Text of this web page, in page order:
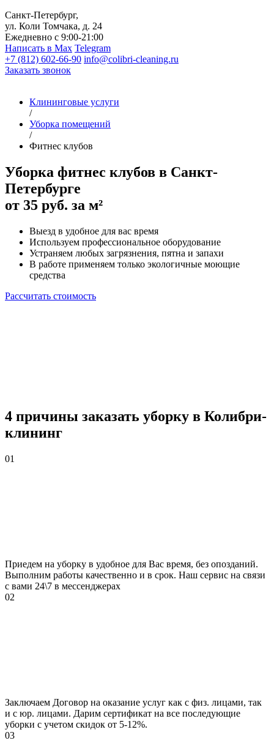
Санкт-Петербург,
ул. Коли Томчака, д. 24
Ежедневно с 9:00-21:00
Написать в Max Telegram
+7 (812) 602-66-90 info@colibri-cleaning.ru
Заказать звонок
Клининговые услуги
/
Уборка помещений
/
Фитнес клубов
Уборка фитнес клубов в Санкт-
Петербурге
от 35 руб. за м²
Выезд в удобное для вас время
Используем профессиональное оборудование
Устраняем любых загрязнения, пятна и запахи
В работе применяем только экологичные моющие
средства
Рассчитать стоимость
4 причины заказать уборку в Колибри-
клининг
01
Приедем на уборку в удобное для Вас время, без опозданий.
Выполним работы качественно и в срок. Наш сервис на связи
с вами 24\7 в мессенджерах
02
Заключаем Договор на оказание услуг как с физ. лицами, так
и с юр. лицами. Дарим сертификат на все последующие
уборки с учетом скидок от 5-12%.
03